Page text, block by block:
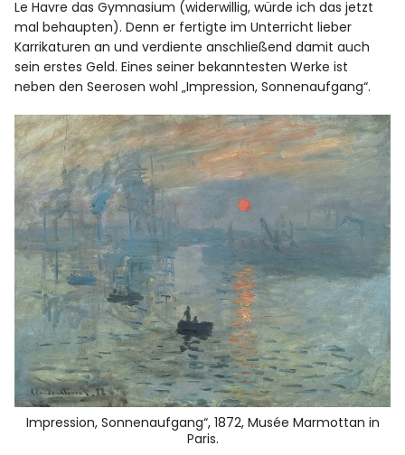
Le Havre das Gymnasium (widerwillig, würde ich das jetzt
mal behaupten). Denn er fertigte im Unterricht lieber
Karrikaturen an und verdiente anschließend damit auch
sein erstes Geld. Eines seiner bekanntesten Werke ist
neben den Seerosen wohl „Impression, Sonnenaufgang“.
Impression, Sonnenaufgang“, 1872, Musée Marmottan in
Paris.